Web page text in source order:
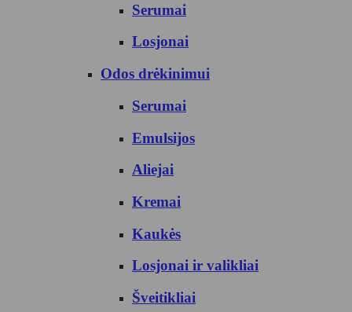
Serumai
Losjonai
Odos drėkinimui
Serumai
Emulsijos
Aliejai
Kremai
Kaukės
Losjonai ir valikliai
Šveitikliai